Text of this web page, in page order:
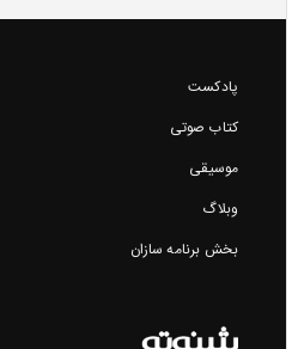
پادکست
کتاب صوتی
موسیقی
وبلاگ
بخش برنامه سازان